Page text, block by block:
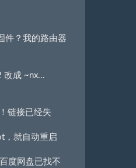
件？我的路由器
改成 ~nx...
链接已经失
，就自动重启
度网盘已找不